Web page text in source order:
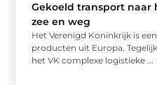
Gekoeld transport naar
zee en weg
Het Verenigd Koninkrijk is
producten uit Europa.
het VK complexe logistieke ...